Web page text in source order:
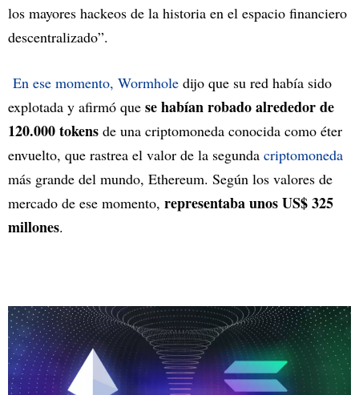
los mayores hackeos de la historia en el espacio financiero
descentralizado”.
En ese momento, Wormhole dijo que su red había sido
explotada y afirmó que se habían robado alrededor de
120.000 tokens de una criptomoneda conocida como éter
envuelto, que rastrea el valor de la segunda criptomoneda
más grande del mundo, Ethereum. Según los valores de
mercado de ese momento, representaba unos US$ 325
millones.